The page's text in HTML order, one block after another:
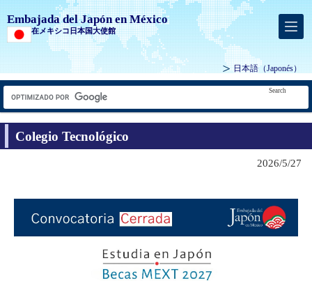
Embajada del Japón en México
在メキシコ日本国大使館
日本語（Japonés）
Search
Colegio Tecnológico
2026/5/27